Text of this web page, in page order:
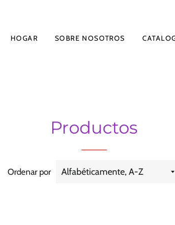
HOGAR SOBRE NOSOTROS
Productos
Ordenar por